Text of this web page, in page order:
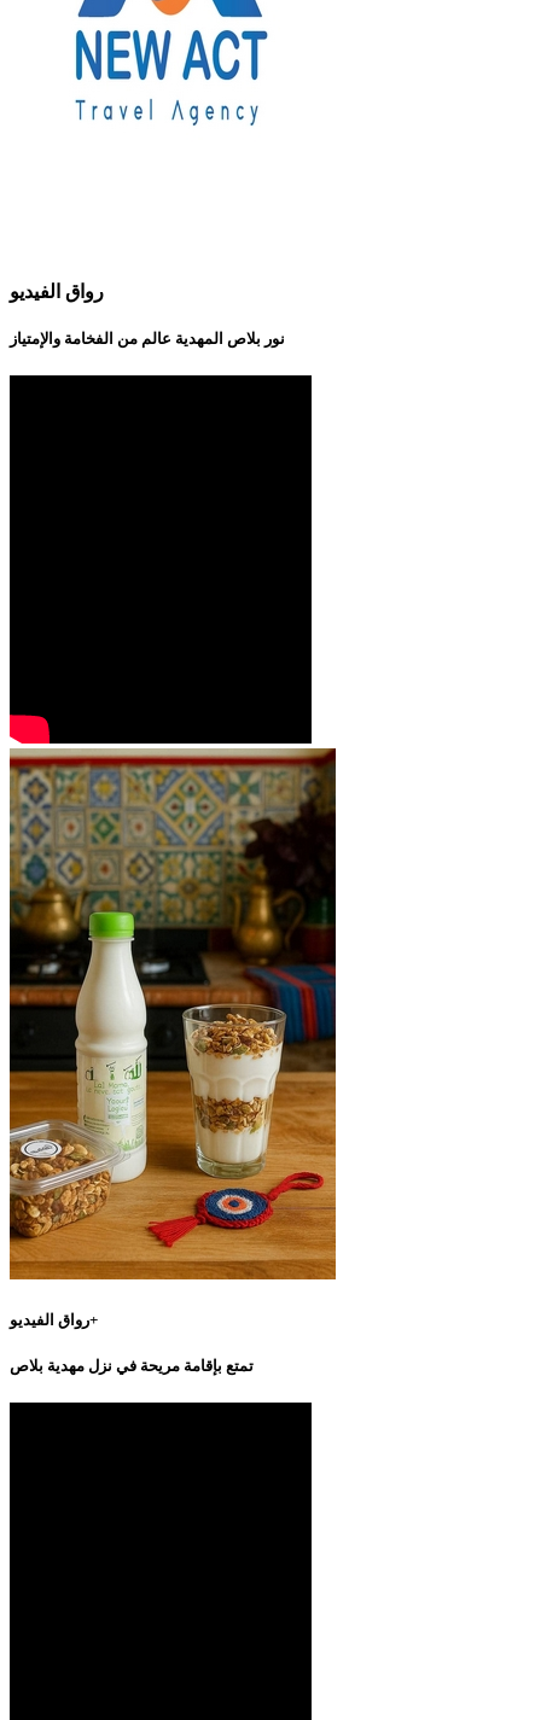
رواق الفيديو
نور بلاص المهدية عالم من الفخامة والإمتياز
رواق الفيديو+
تمتع بإقامة مريحة في نزل مهدية بلاص